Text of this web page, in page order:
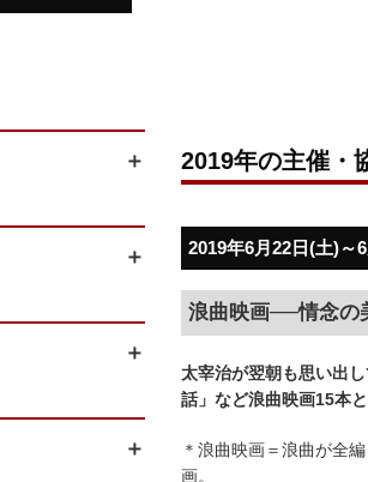
2019年の主催・
2019年6月22日(土)～
浪曲映画──情念
太宰治が翌朝も思い出
話」など浪曲映画15本
＊浪曲映画＝浪曲が全
画。